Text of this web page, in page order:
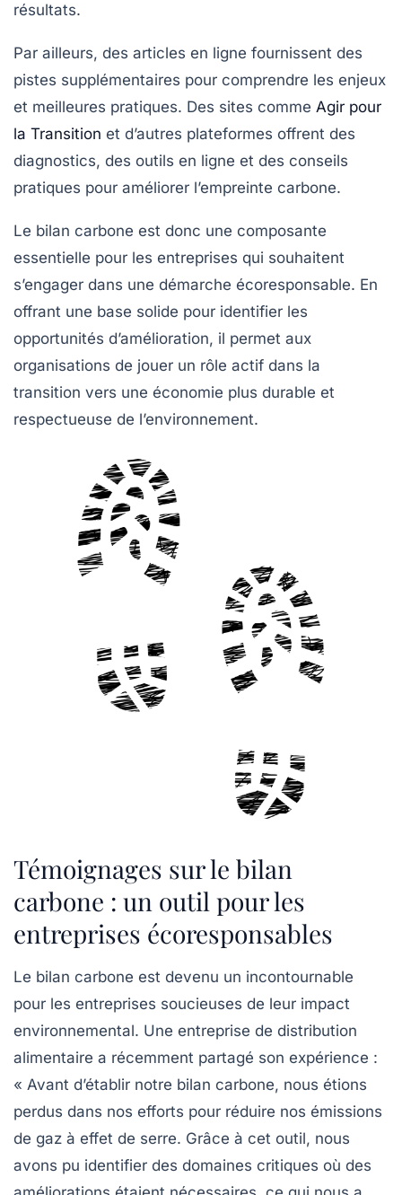
résultats.
Par ailleurs, des articles en ligne fournissent des
pistes supplémentaires pour comprendre les enjeux
et meilleures pratiques. Des sites comme Agir pour
la Transition et d’autres plateformes offrent des
diagnostics, des outils en ligne et des conseils
pratiques pour améliorer l’empreinte carbone.
Le bilan carbone est donc une composante
essentielle pour les entreprises qui souhaitent
s’engager dans une démarche écoresponsable. En
offrant une base solide pour identifier les
opportunités d’amélioration, il permet aux
organisations de jouer un rôle actif dans la
transition vers une économie plus durable et
respectueuse de l’environnement.
Témoignages sur le bilan
carbone : un outil pour les
entreprises écoresponsables
Le bilan carbone est devenu un incontournable
pour les entreprises soucieuses de leur impact
environnemental. Une entreprise de distribution
alimentaire a récemment partagé son expérience :
« Avant d’établir notre bilan carbone, nous étions
perdus dans nos efforts pour réduire nos émissions
de gaz à effet de serre. Grâce à cet outil, nous
avons pu identifier des domaines critiques où des